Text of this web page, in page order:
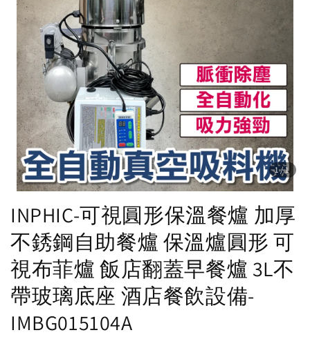
1/1
INPHIC-可視圓形保溫餐爐 加厚
不銹鋼自助餐爐 保溫爐圓形 可
視布菲爐 飯店翻蓋早餐爐 3L不
帶玻璃底座 酒店餐飲設備-
IMBG015104A